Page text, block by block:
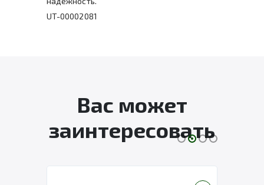
UT-00002081
Вас может
заинтересовать